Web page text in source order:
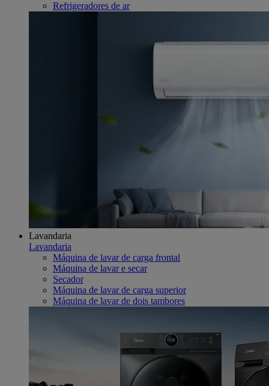
Refrigeradores de ar
Lavandaria
Lavandaria
Máquina de lavar de carga frontal
Máquina de lavar e secar
Secador
Máquina de lavar de carga superior
Máquina de lavar de dois tambores